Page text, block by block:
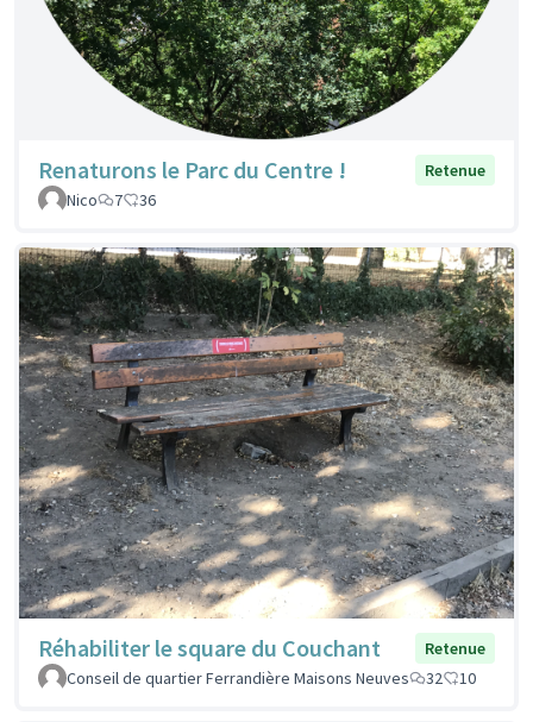
Renaturons le Parc du Centre !
Retenue
Nico
7 36
Réhabiliter le square du Couchant
Retenue
Conseil de quartier Ferrandière Maisons Neuves
32 10